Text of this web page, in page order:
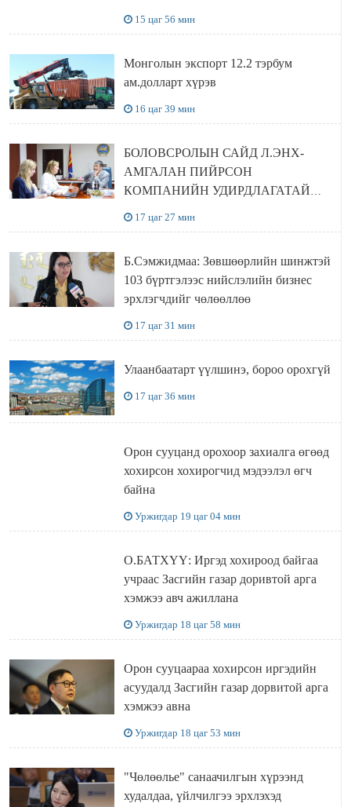
15 цаг 56 мин
Монголын экспорт 12.2 тэрбум
ам.долларт хүрэв
16 цаг 39 мин
БОЛОВСРОЛЫН САЙД Л.ЭНХ-
АМГАЛАН ПИЙРСОН
КОМПАНИЙН УДИРДЛАГАТАЙ
17 цаг 27 мин
Б.Сэмжидмаа: Зөвшөөрлийн шинжтэй
103 бүртгэлээс нийслэлийн бизнес
эрхлэгчдийг чөлөөллөө
17 цаг 31 мин
Улаанбаатарт үүлшинэ, бороо орохгүй
17 цаг 36 мин
Орон сууцанд орохоор захиалга өгөөд
хохирсон хохирогчид мэдээлэл өгч
байна
Уржигдар 19 цаг 04 мин
О.БАТХҮҮ: Иргэд хохироод байгаа
учраас Засгийн газар доривтой арга
хэмжээ авч ажиллана
Уржигдар 18 цаг 58 мин
Орон сууцаараа хохирсон иргэдийн
асуудалд Засгийн газар дорвитой арга
хэмжээ авна
Уржигдар 18 цаг 53 мин
"Чөлөөлье" санаачилгын хүрээнд
худалдаа, үйлчилгээ эрхлэхэд